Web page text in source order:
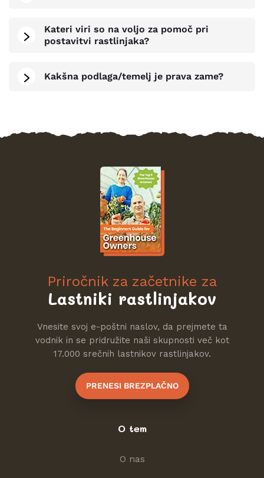
Kateri viri so na voljo za pomoč pri
postavitvi rastlinjaka?
Kakšna podlaga/temelj je prava zame?
Priročnik za začetnike za
Lastniki rastlinjakov
Vnesite svoj e-poštni naslov, da prejmete ta
vodnik in se pridružite naši skupnosti več kot
17.000 srečnih lastnikov rastlinjakov.
PRENESI BREZPLAČNO
O tem
O nas